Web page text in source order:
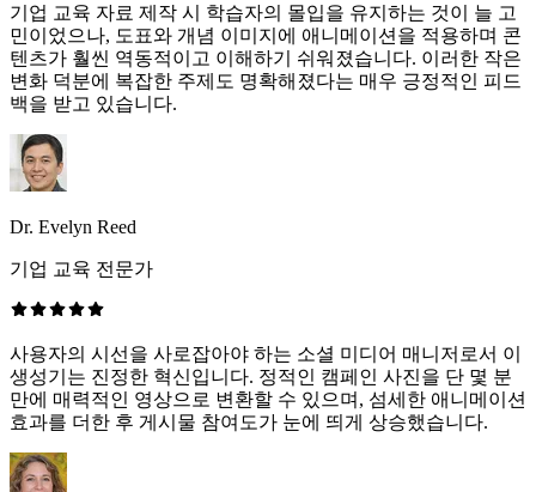
기업 교육 자료 제작 시 학습자의 몰입을 유지하는 것이 늘 고
민이었으나, 도표와 개념 이미지에 애니메이션을 적용하며 콘
텐츠가 훨씬 역동적이고 이해하기 쉬워졌습니다. 이러한 작은
변화 덕분에 복잡한 주제도 명확해졌다는 매우 긍정적인 피드
백을 받고 있습니다.
Dr. Evelyn Reed
기업 교육 전문가
사용자의 시선을 사로잡아야 하는 소셜 미디어 매니저로서 이
생성기는 진정한 혁신입니다. 정적인 캠페인 사진을 단 몇 분
만에 매력적인 영상으로 변환할 수 있으며, 섬세한 애니메이션
효과를 더한 후 게시물 참여도가 눈에 띄게 상승했습니다.